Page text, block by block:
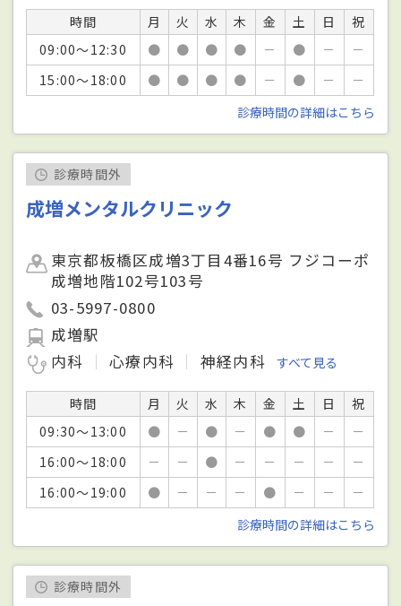
時間 月 火 水 木 金 土 日
祝
09:00～12:30
● ● ● ● － ● －
－
15:00～18:00
● ● ● ● － ● －
－
診療時間の詳細はこちら
診療時間外
成増メンタルクリニック
東京都板橋区成増3丁目4番16号 フジコーポ
成増地階102号103号
03-5997-0800
成増駅
内科
心療内科 神経内科 すべて見る
時間 月 火 水 木 金 土 日
祝
09:30～13:00
● － ● － ● ● －
－
16:00～18:00
－ － ● － － － －
－
16:00～19:00
● － － － ● － －
－
診療時間の詳細はこちら
診療時間外